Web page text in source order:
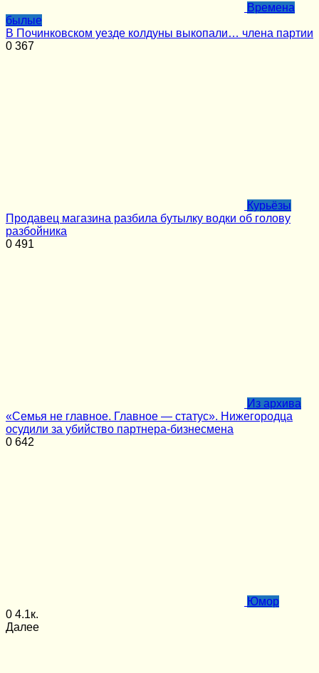
Времена
былые
В Починковском уезде колдуны выкопали… члена партии
0 367
Курьёзы
Продавец магазина разбила бутылку водки об голову
разбойника
0 491
Из архива
«Семья не главное. Главное — статус». Нижегородца
осудили за убийство партнера-бизнесмена
0 642
Юмор
0 4.1к.
Далее